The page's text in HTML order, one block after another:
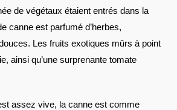
de végétaux étaient entrés dans la
canne est parfumé d’herbes,
Les fruits exotiques mûrs à point
ainsi qu’une surprenante tomate
assez vive, la canne est comme